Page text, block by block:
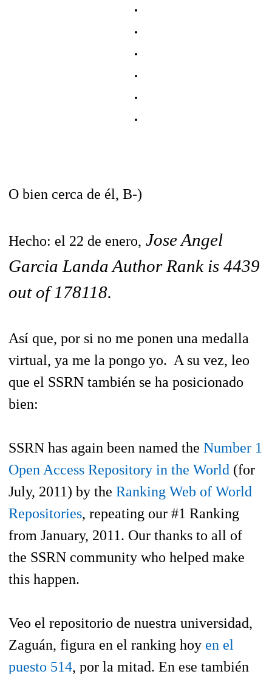
.
.
.
.
.
.
O bien cerca de él, B-)
Hecho: el 22 de enero, Jose Angel
Garcia Landa Author Rank is 4439
out of 178118.
Así que, por si no me ponen una medalla
virtual, ya me la pongo yo. A su vez, leo
que el SSRN también se ha posicionado
bien:
SSRN has again been named the Number 1
Open Access Repository in the World (for
July, 2011) by the Ranking Web of World
Repositories, repeating our #1 Ranking
from January, 2011. Our thanks to all of
the SSRN community who helped make
this happen.
Veo el repositorio de nuestra universidad,
Zaguán, figura en el ranking hoy en el
puesto 514, por la mitad. En ese también